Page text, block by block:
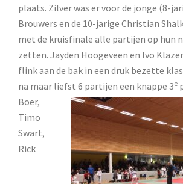
plaats. Zilver was er voor de jonge (8-
Brouwers en de 10-jarige Christian
met de kruisfinale alle partijen op hun
zetten. Jayden Hoogeveen en Ivo
flink aan de bak in een druk bezette
na maar liefst 6 partijen een knappe 3e
Boer,
Timo
Swart,
Rick